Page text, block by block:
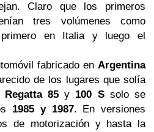
Claro que los primeros
tres volúmenes como
primero en Italia y luego el
fabricado en Argentina
de los lugares que solía
Regatta 85y 100 Ssolo se
1985 y 1987. En versiones
de motorización y hasta la